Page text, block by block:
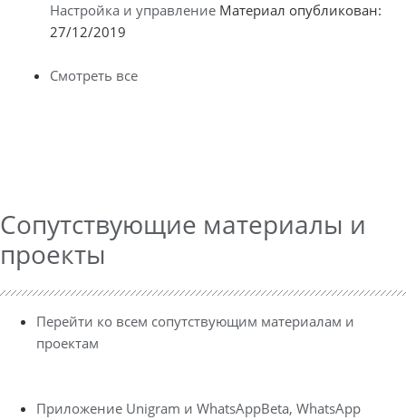
Настройка и управление Материал опубликован:
27/12/2019
Смотреть все
Сопутствующие материалы и
проекты
Перейти ко всем сопутствующим материалам и
проектам
Приложение Unigram и WhatsAppBeta, WhatsApp